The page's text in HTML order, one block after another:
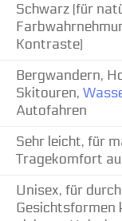
Schwarz (für
Kontraste)
Bergwandern,
Skitouren,
Autofahren
Sehr leicht, für
Tragekomfort
Unisex, für
Gesichtsformen